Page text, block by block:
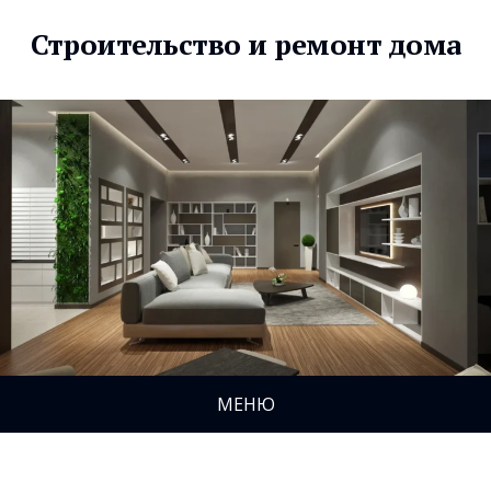
Строительство и ремонт дома
МЕНЮ